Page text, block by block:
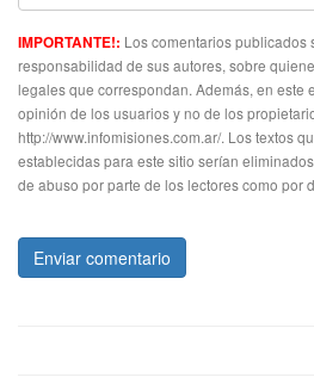
IMPORTANTE!: Los comentarios publicados
responsabilidad de sus autores, sobre
legales que correspondan. Además, en este
opinión de los usuarios y no de los
http://www.infomisiones.com.ar/. Los textos
establecidas para este sitio serían
de abuso por parte de los lectores como por
Enviar comentario